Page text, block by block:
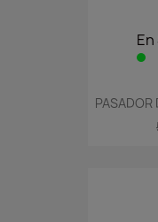
PASADOR